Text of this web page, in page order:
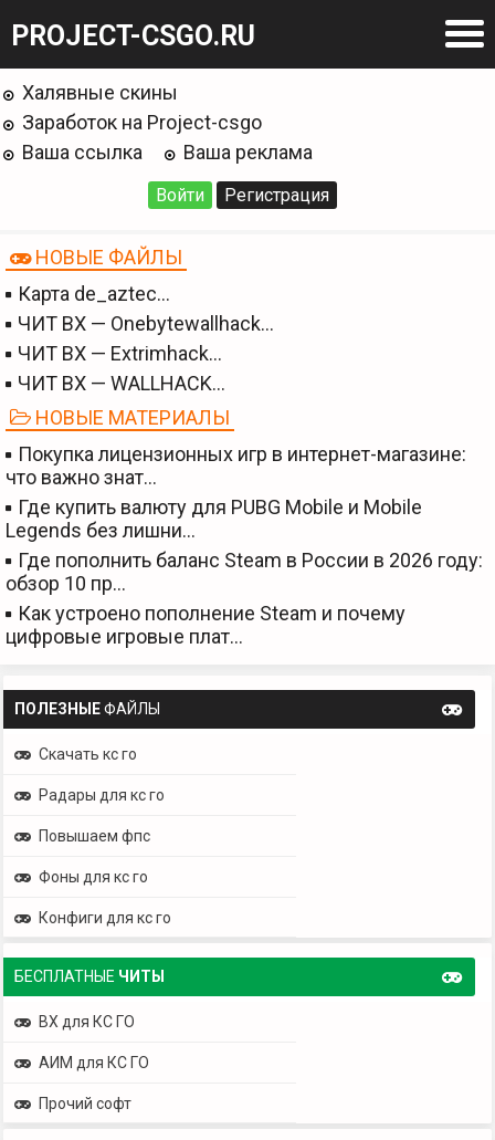
PROJECT-CSGO.RU
Халявные скины
Заработок на Project-csgo
Ваша ссылка
Ваша реклама
Войти Регистрация
НОВЫЕ ФАЙЛЫ
Карта de_aztec…
ЧИТ BX — Onebytewallhack…
ЧИТ BX — Extrimhack…
ЧИТ BX — WALLHACK…
НОВЫЕ МАТЕРИАЛЫ
Покупка лицензионных игр в интернет-магазине:
что важно знат…
Где купить валюту для PUBG Mobile и Mobile
Legends без лишни…
Где пополнить баланс Steam в России в 2026 году:
обзор 10 пр…
Как устроено пополнение Steam и почему
цифровые игровые плат…
ПОЛЕЗНЫЕФАЙЛЫ
Скачать кс го
Радары для кс го
Повышаем фпс
Фоны для кс го
Конфиги для кс го
БЕСПЛАТНЫЕ ЧИТЫ
ВХ для КС ГО
АИМ для КС ГО
Прочий софт